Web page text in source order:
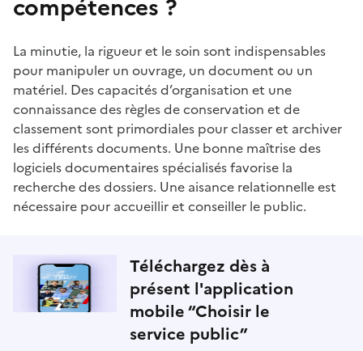
compétences ?
La minutie, la rigueur et le soin sont indispensables
pour manipuler un ouvrage, un document ou un
matériel. Des capacités d’organisation et une
connaissance des règles de conservation et de
classement sont primordiales pour classer et archiver
les différents documents. Une bonne maîtrise des
logiciels documentaires spécialisés favorise la
recherche des dossiers. Une aisance relationnelle est
nécessaire pour accueillir et conseiller le public.
Téléchargez dès à
présent l'application
mobile “Choisir le
service public”